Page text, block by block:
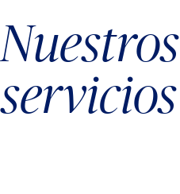
Nuestros
servicios